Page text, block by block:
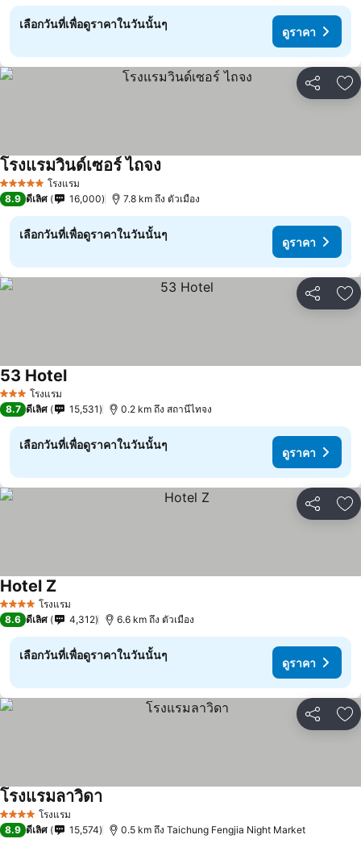
เลือกวันที่เพื่อดูราคาในวันนั้นๆ
ดูราคา
แชร์ เ
5 ดาว โรงแรม
โรงแรมวินด์เซอร์ ไถจง
8.9 ดีเลิศ 16,000 7.8 km ถึง ตัวเมือง
เลือกวันที่เพื่อดูราคาในวันนั้นๆ
ดูราคา
แชร์ เ
3 ดาว โรงแรม
53 Hotel
8.7 ดีเลิศ 15,531 0.2 km ถึง สถานีไทจง
เลือกวันที่เพื่อดูราคาในวันนั้นๆ
ดูราคา
แชร์ เ
4 ดาว โรงแรม
Hotel Z
8.6 ดีเลิศ 4,312 6.6 km ถึง ตัวเมือง
เลือกวันที่เพื่อดูราคาในวันนั้นๆ
ดูราคา
แชร์ เ
4 ดาว โรงแรม
โรงแรมลาวิดา
8.9 ดีเลิศ 15,574 0.5 km ถึง Taichung Fengjia Night Market